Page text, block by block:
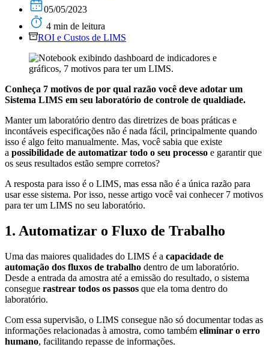
05/05/2023
4 min de leitura
ROI e Custos de LIMS
Conheça 7 motivos de por qual razão você deve adotar um
Sistema LIMS em seu laboratório de controle de qualdiade.
Manter um laboratório dentro das diretrizes de boas práticas e
incontáveis especificações não é nada fácil, principalmente quando
isso é algo feito manualmente. Mas, você sabia que existe
a possibilidade de automatizar todo o seu processo e garantir que
os seus resultados estão sempre corretos?
A resposta para isso é o LIMS, mas essa não é a única razão para
usar esse sistema. Por isso, nesse artigo você vai conhecer 7 motivos
para ter um LIMS no seu laboratório.
1. Automatizar o Fluxo de Trabalho
Uma das maiores qualidades do LIMS é a capacidade de
automação dos fluxos de trabalho dentro de um laboratório.
Desde a entrada da amostra até a emissão do resultado, o sistema
consegue rastrear todos os passos que ela toma dentro do
laboratório.
Com essa supervisão, o LIMS consegue não só documentar todas as
informações relacionadas à amostra, como também eliminar o erro
humano, facilitando repasse de informações.